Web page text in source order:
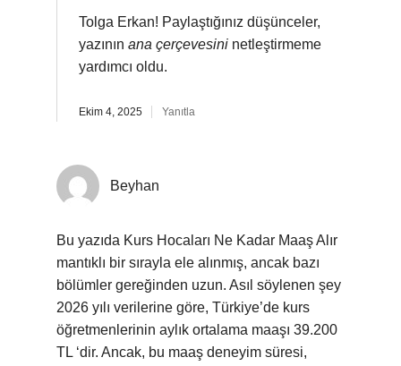
Tolga Erkan! Paylaştığınız düşünceler,
yazının ana çerçevesini netleştirmeme
yardımcı oldu.
Ekim 4, 2025 Yanıtla
Beyhan
Bu yazıda Kurs Hocaları Ne Kadar Maaş Alır
mantıklı bir sırayla ele alınmış, ancak bazı
bölümler gereğinden uzun. Asıl söylenen şey
2026 yılı verilerine göre, Türkiye’de kurs
öğretmenlerinin aylık ortalama maaşı 39.200
TL ‘dir. Ancak, bu maaş deneyim süresi,